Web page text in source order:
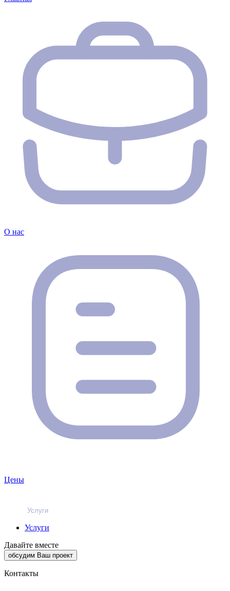
О нас
Цены
Услуги
Услуги
Давайте вместе
обсудим Ваш проект
Контакты